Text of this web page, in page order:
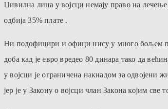
Цивилна лица у војсци немају право на
одбија 35% плате .
Ни подофицири и офици нису у много бољем
доба кад је евро вредео 80 динара тако да
у војсци је ограничена накнадом за одвојени
јер је у Закону о војсци члан Закона којим све